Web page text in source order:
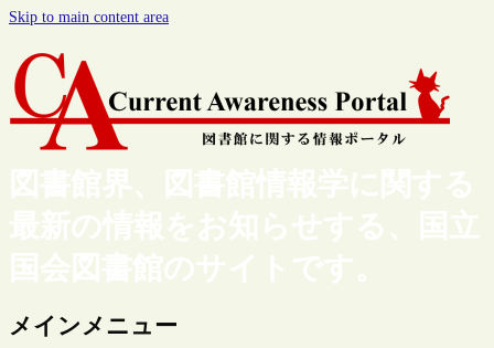
Skip to main content area
図書館界、図書館情報学に関する
最新の情報をお知らせする、国立
国会図書館のサイトです。
メインメニュー